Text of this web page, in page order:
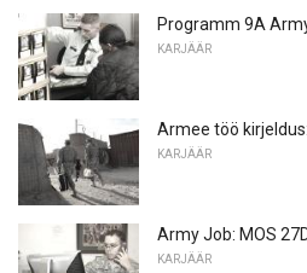
Programm 9A
KARJÄÄR
Armee töö
KARJÄÄR
Army Job: MOS
KARJÄÄR